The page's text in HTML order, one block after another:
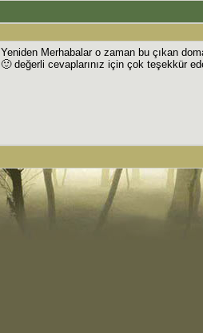
Yeniden Merhabalar o zaman bu çıkan
🙂 değerli cevaplarınız için çok teşekkür